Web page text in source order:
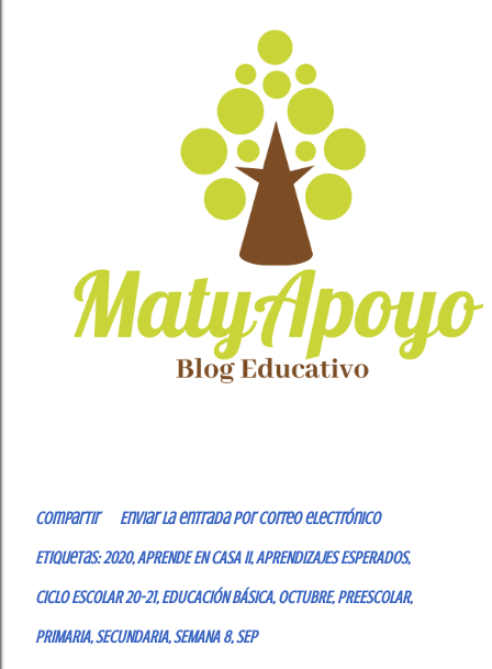
Compartir
Enviar la entrada por correo electrónico
Etiquetas:2020 APRENDE EN CASA II APRENDIZAJES ESPERADOS
CICLO ESCOLAR 20-21 EDUCACIÓN BÁSICA OCTUBRE PREESCOLAR
PRIMARIA SECUNDARIA SEMANA 8 SEP